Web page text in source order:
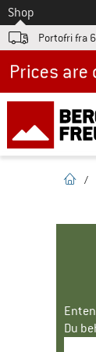
Til
Shop
Portofri fra
/
Du